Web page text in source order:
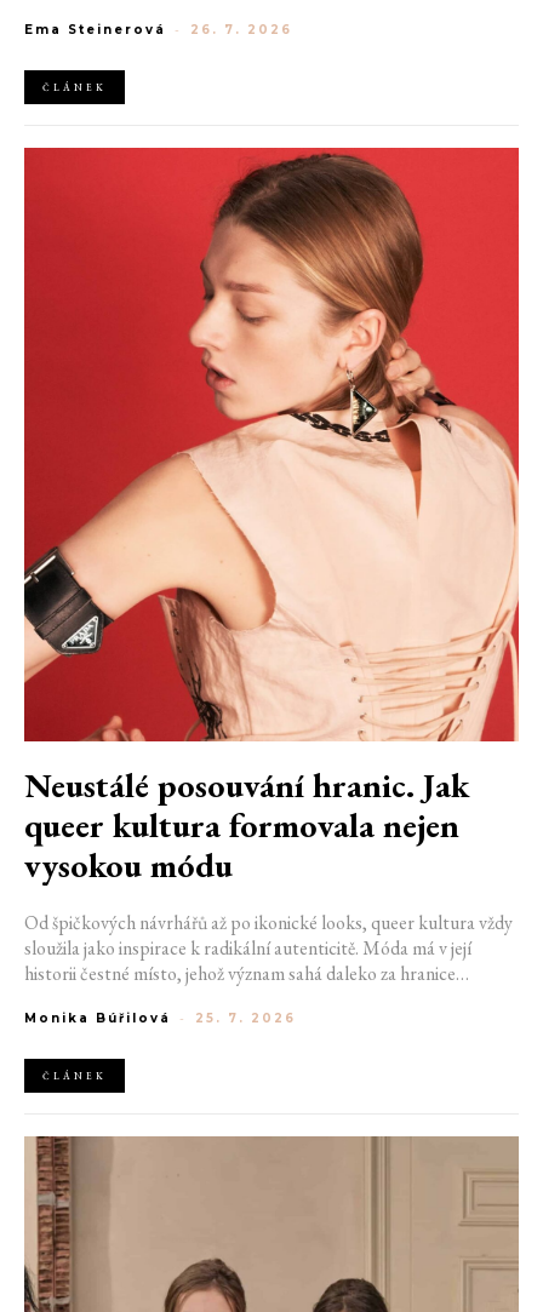
dnes módu vnímáme a sdílíme. Zároveň potvrzuje schopnost
autentické spojení mezi módou, digitálním prostředím a
každodenním životem mladé generace.
Ema Steinerová - 26. 7. 2026
ČLÁNEK
Neustálé posouvání hranic. Jak
queer kultura formovala nejen
vysokou módu
Od špičkových návrhářů až po ikonické looks, queer kultura vždy
sloužila jako inspirace k radikální autenticitě. Móda má v její
historii čestné místo, jehož význam sahá daleko za hranice
postihům a nebezpečí, fungovalo právě oblečení jako tichý jazyk.
druhého a díky velkolepé ballroom scéně měli i lidé na okraji
společnosti prostor zářit na molech. Jak se queer kultura
Monika Búřilová - 25. 7. 2026
ČLÁNEK